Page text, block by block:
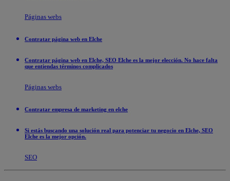
Páginas webs
Contratar página web en Elche
Contratar página web en Elche, SEO Elche es la mejor elección. No hace falta
que entiendas términos complicados
Páginas webs
Contratar empresa de marketing en elche
Si estás buscando una solución real para potenciar tu negocio en Elche, SEO
Elche es la mejor opción.
SEO